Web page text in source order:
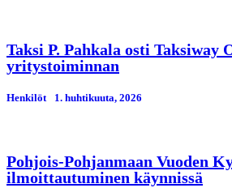
Taksi P. Pahkala osti Taksiway
yritystoiminnan
Henkilöt 1. huhtikuuta, 2026
Pohjois-Pohjanmaan Vuoden
ilmoittautuminen käynnissä